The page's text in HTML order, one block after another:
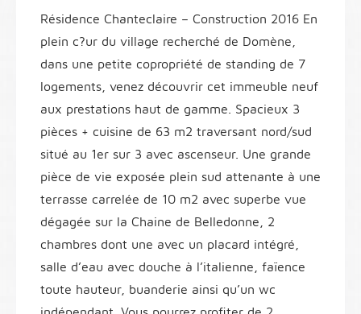
Résidence Chanteclaire – Construction 2016 En
plein c?ur du village recherché de Domène,
dans une petite copropriété de standing de 7
logements, venez découvrir cet immeuble neuf
aux prestations haut de gamme. Spacieux 3
pièces + cuisine de 63 m2 traversant nord/sud
situé au 1er sur 3 avec ascenseur. Une grande
pièce de vie exposée plein sud attenante à une
terrasse carrelée de 10 m2 avec superbe vue
dégagée sur la Chaine de Belledonne, 2
chambres dont une avec un placard intégré,
salle d’eau avec douche à l’italienne, faïence
toute hauteur, buanderie ainsi qu’un wc